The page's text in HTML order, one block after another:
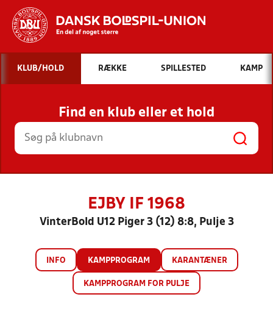
Hvad vil du søge efter?
INDHOLD OG NYHEDER
STILLINGER, RESULTATER, KLUBBER OG
HOLD
KLUB/HOLD RÆKKE SPILLESTED KAMP
Find en klub eller et hold
EJBY IF 1968
VinterBold U12 Piger 3 (12) 8:8, Pulje 3
INFO KAMPPROGRAM KARANTÆNER
KAMPPROGRAM FOR PULJE